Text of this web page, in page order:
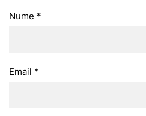
Nume *
Email *